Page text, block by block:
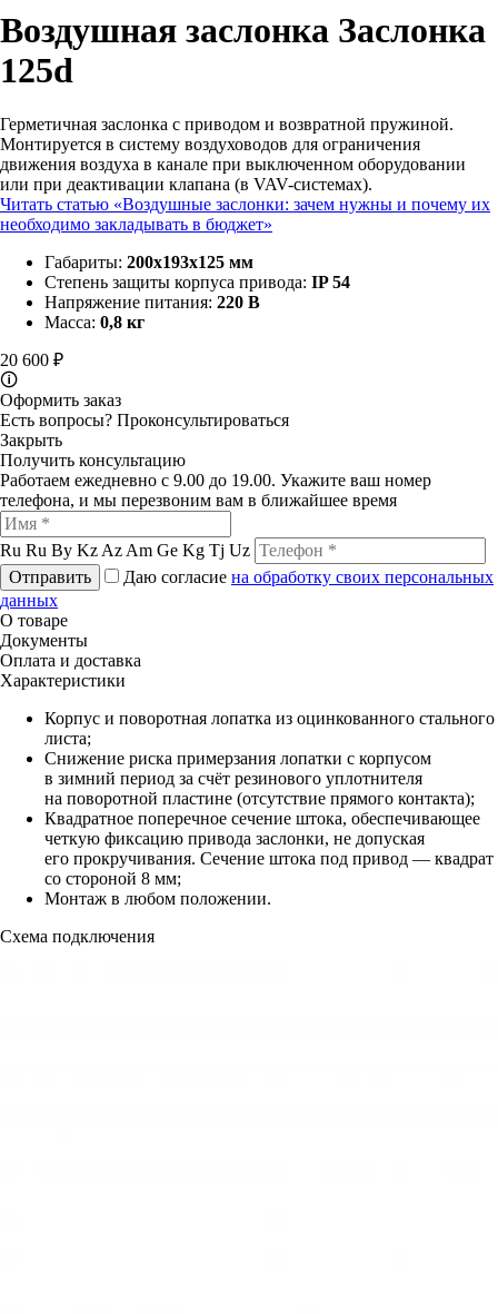
Воздушная заслонка Заслонка
125d
Герметичная заслонка с приводом и возвратной пружиной.
Монтируется в систему воздуховодов для ограничения
движения воздуха в канале при выключенном оборудовании
или при деактивации клапана (в VAV-системах).
Читать статью «Воздушные заслонки: зачем нужны и почему их
необходимо закладывать в бюджет»
Габариты: 200х193х125 мм
Степень защиты корпуса привода: IP 54
Напряжение питания: 220 В
Масса: 0,8 кг
20 600 ₽
🛈
Оформить заказ
Есть вопросы? Проконсультироваться
Закрыть
Получить консультацию
Работаем ежедневно с 9.00 до 19.00. Укажите ваш номер
телефона, и мы перезвоним вам в ближайшее время
Ru Ru By Kz Az Am Ge Kg Tj Uz
Отправить
Даю согласие на обработку своих персональных
данных
О товаре
Документы
Оплата и доставка
Характеристики
Корпус и поворотная лопатка из оцинкованного стального
листа;
Снижение риска примерзания лопатки с корпусом
в зимний период за счёт резинового уплотнителя
на поворотной пластине (отсутствие прямого контакта);
Квадратное поперечное сечение штока, обеспечивающее
четкую фиксацию привода заслонки, не допуская
его прокручивания. Сечение штока под привод — квадрат
со стороной 8 мм;
Монтаж в любом положении.
Схема подключения